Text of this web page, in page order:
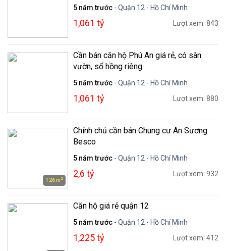
5 năm trước - Quận 12 - Hồ Chí Minh
1,061 tỷ Lượt xem: 843
Cần bán căn hộ Phú An giá rẻ, có sân
vườn, sổ hồng riêng
5 năm trước - Quận 12 - Hồ Chí Minh
1,061 tỷ Lượt xem: 880
126 m 2
Chính chủ cần bán Chung cư An Sương
Besco
5 năm trước - Quận 12 - Hồ Chí Minh
2,6 tỷ Lượt xem: 932
Căn hộ giá rẻ quận 12
5 năm trước - Quận 12 - Hồ Chí Minh
1,225 tỷ Lượt xem: 412